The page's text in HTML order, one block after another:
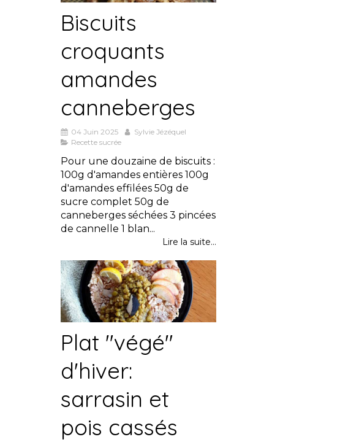
Biscuits
croquants
amandes
canneberges
04 Juin 2025
Sylvie Jézéquel
Recette sucrée
Pour une douzaine de biscuits :
100g d'amandes entières 100g
d'amandes effilées 50g de
sucre complet 50g de
canneberges séchées 3 pincées
de cannelle 1 blan...
Lire la suite...
Plat "végé"
d'hiver:
sarrasin et
pois cassés